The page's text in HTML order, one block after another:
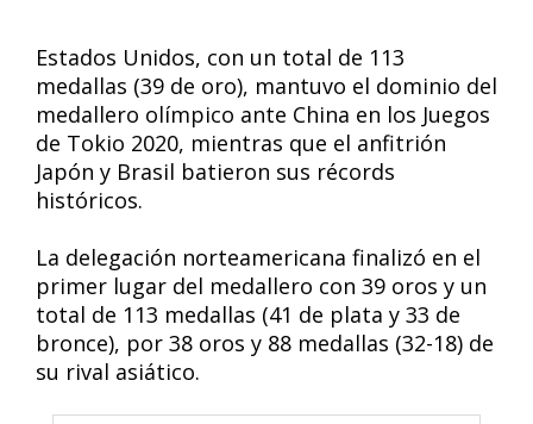
Estados Unidos, con un total de 113
medallas (39 de oro), mantuvo el dominio del
medallero olímpico ante China en los Juegos
de Tokio 2020, mientras que el anfitrión
Japón y Brasil batieron sus récords
históricos.
La delegación norteamericana finalizó en el
primer lugar del medallero con 39 oros y un
total de 113 medallas (41 de plata y 33 de
bronce), por 38 oros y 88 medallas (32-18) de
su rival asiático.